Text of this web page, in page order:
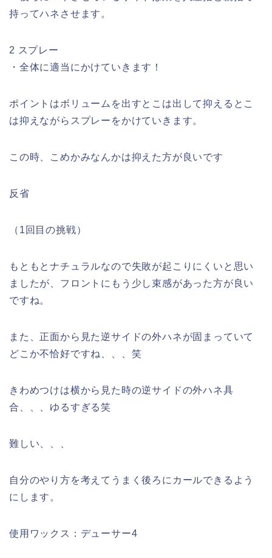
持ってハネさせます。
2 スプレー
・全体に適当にかけていきます！
ポイントはボリュームを出すとこは出して抑えるとこ
は抑えながらスプレーをかけていきます。
この時、こめかみなんかは抑えた方が良いです
反省
（1回目の挑戦）
もともとナチュラルなので失敗が起こりにくいと思い
ましたが、フロントにもう少し束感があった方が良い
ですね。
また、正面から見た逆サイドの外ハネが固まっていて
どこか不恰好ですね、、、笑
きわめつけは横から見た時の逆サイドの外ハネ具
合、、、ゆるすぎる笑
難しい、、、
自分のやり方を考えてうまく後ろにカールできるよう
にします。
使用ワックス：デューサー4